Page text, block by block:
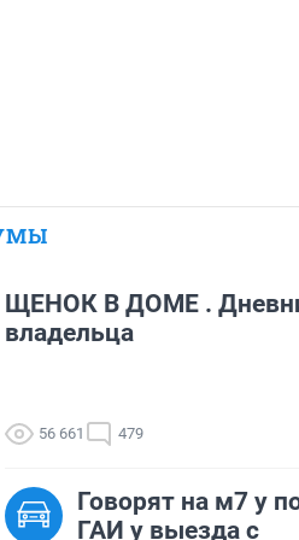
ЩЕНОК В ДОМЕ .
владельца
56 661 479
Говорят на м7 у
ГАИ у выезда с